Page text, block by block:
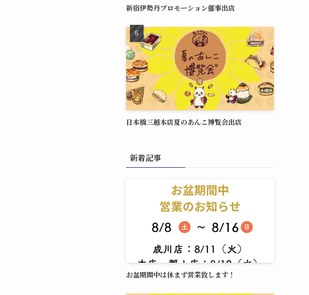
新宿伊勢丹プロモーション催事出店
日本橋三越本店夏のあんこ博覧会出店
新着記事
お盆期間中は休まず営業致します！